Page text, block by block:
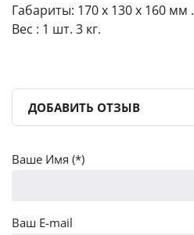
Габариты: 170 x 130 x 160 мм .
Вес : 1 шт. 3 кг.
ДОБАВИТЬ ОТЗЫВ
Ваше Имя (*)
Ваш E-mail